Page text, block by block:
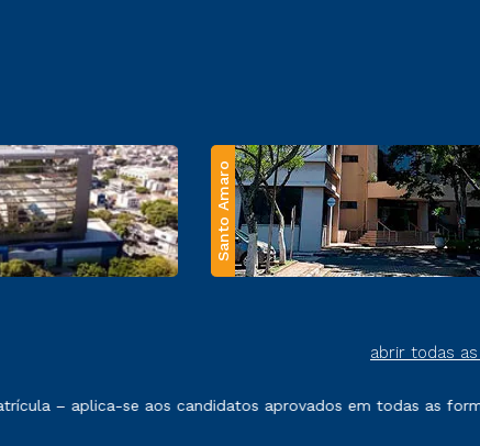
Santo Amaro
abrir todas
prestação de serviços.
– aplica-se aos candidatos aprovados em todas as